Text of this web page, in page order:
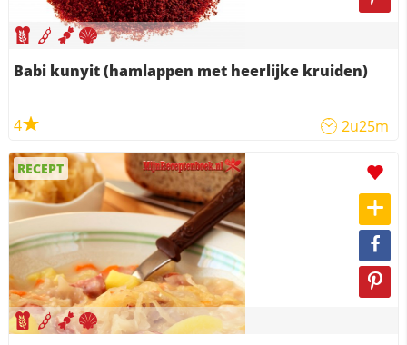
Babi kunyit (hamlappen met heerlijke kruiden)
4 2u25m
RECEPT